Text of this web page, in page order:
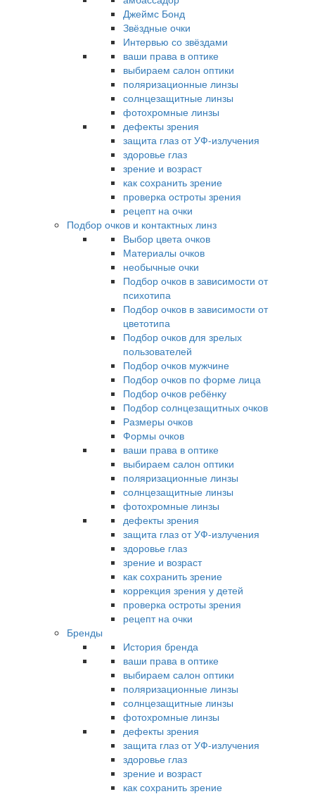
Джеймс Бонд
Звёздные очки
Интервью со звёздами
ваши права в оптике
выбираем салон оптики
поляризационные линзы
солнцезащитные линзы
фотохромные линзы
дефекты зрения
защита глаз от УФ-излучения
здоровье глаз
зрение и возраст
как сохранить зрение
проверка остроты зрения
рецепт на очки
Подбор очков и контактных линз
Выбор цвета очков
Материалы очков
необычные очки
Подбор очков в зависимости от
психотипа
Подбор очков в зависимости от
цветотипа
Подбор очков для зрелых
пользователей
Подбор очков мужчине
Подбор очков по форме лица
Подбор очков ребёнку
Подбор солнцезащитных очков
Размеры очков
Формы очков
ваши права в оптике
выбираем салон оптики
поляризационные линзы
солнцезащитные линзы
фотохромные линзы
дефекты зрения
защита глаз от УФ-излучения
здоровье глаз
зрение и возраст
как сохранить зрение
коррекция зрения у детей
проверка остроты зрения
рецепт на очки
Бренды
История бренда
ваши права в оптике
выбираем салон оптики
поляризационные линзы
солнцезащитные линзы
фотохромные линзы
дефекты зрения
защита глаз от УФ-излучения
здоровье глаз
зрение и возраст
как сохранить зрение